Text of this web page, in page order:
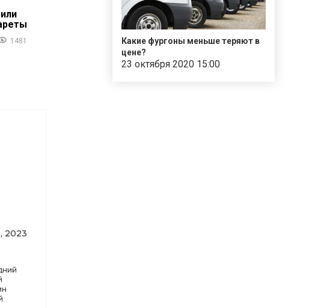
1481
2023
Какие фургоны меньше теряют в
цене?
23 октября 2020 15:00